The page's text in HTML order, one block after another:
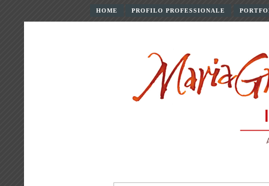
HOME PROFILO PROFESSIONALE